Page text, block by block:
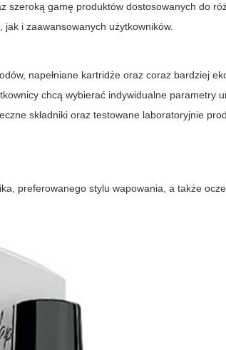
szeroką gamę produktów dostosowanych do
i zaawansowanych użytkowników.
napełniane kartridże oraz coraz bardziej
chcą wybierać indywidualne parametry
składniki oraz testowane laboratoryjnie
preferowanego stylu wapowania, a także